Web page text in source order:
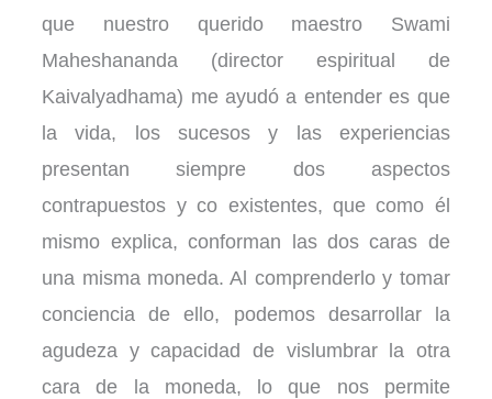
que nuestro querido maestro Swami
Maheshananda (director espiritual de
Kaivalyadhama) me ayudó a entender es que
la vida, los sucesos y las experiencias
presentan siempre dos aspectos
contrapuestos y co existentes, que como él
mismo explica, conforman las dos caras de
una misma moneda. Al comprenderlo y tomar
conciencia de ello, podemos desarrollar la
agudeza y capacidad de vislumbrar la otra
cara de la moneda, lo que nos permite